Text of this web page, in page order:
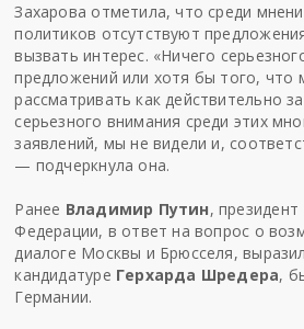
Захарова отметила, что среди
политиков отсутствуют
вызвать интерес. «Ничего
предложений или хотя бы того,
рассматривать как действительно
серьезного внимания среди этих
заявлений, мы не видели и,
— подчеркнула она.
Ранее Владимир Путин, президент
Федерации, в ответ на вопрос о
диалоге Москвы и Брюсселя,
кандидатуре Герхарда Шредера,
Германии.